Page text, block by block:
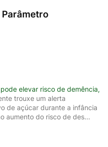
elevar risco de demência,
trouxe um alerta
de açúcar durante a infância
aumento do risco de des...